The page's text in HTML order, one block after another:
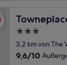
Towneplace
3.0-
Sterne-
Unterkunft
3,2 km von The
9.6
9,6/10